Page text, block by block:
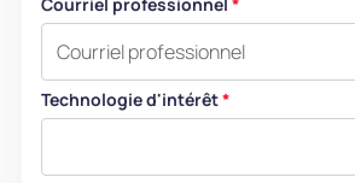
Technologie d'intérêt*